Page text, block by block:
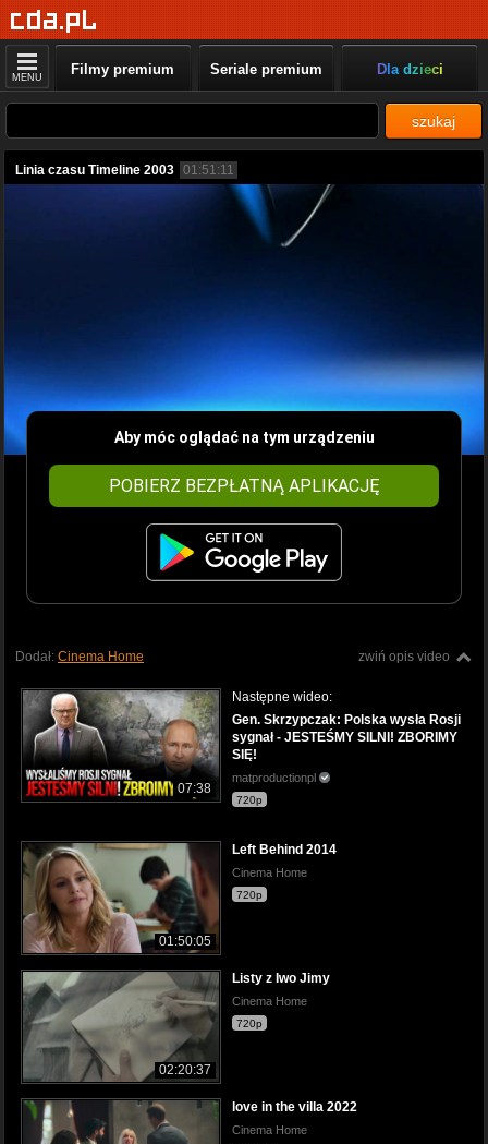
MENU Filmy premium Seriale premium Dla dzieci
szukaj
Linia czasu Timeline 2003 01:51:11
Aby móc oglądać na tym urządzeniu
POBIERZ BEZPŁATNĄ APLIKACJĘ
zwiń opis video
Dodał: Cinema Home
07:38
Następne wideo:
Gen. Skrzypczak: Polska wysła Rosji
sygnał - JESTEŚMY SILNI! ZBORIMY
SIĘ!
matproductionpl
720p
01:50:05
Left Behind 2014
Cinema Home
720p
02:20:37
Listy z Iwo Jimy
Cinema Home
720p
love in the villa 2022
Cinema Home